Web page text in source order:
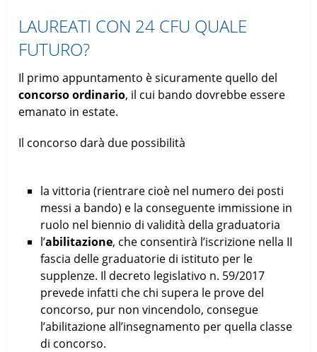
LAUREATI CON 24 CFU QUALE
FUTURO?
Il primo appuntamento è sicuramente quello del
concorso ordinario, il cui bando dovrebbe essere
emanato in estate.
Il concorso darà due possibilità
la vittoria (rientrare cioè nel numero dei posti
messi a bando) e la conseguente immissione in
ruolo nel biennio di validità della graduatoria
l’abilitazione, che consentirà l’iscrizione nella II
fascia delle graduatorie di istituto per le
supplenze. Il decreto legislativo n. 59/2017
prevede infatti che chi supera le prove del
concorso, pur non vincendolo, consegue
l’abilitazione all’insegnamento per quella classe
di concorso.